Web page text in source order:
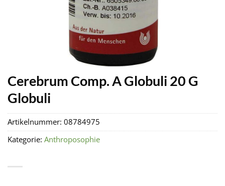
Cerebrum Comp. A Globuli 20 G
Globuli
Artikelnummer: 08784975
Kategorie: Anthroposophie